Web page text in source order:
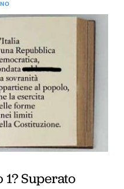
Superato